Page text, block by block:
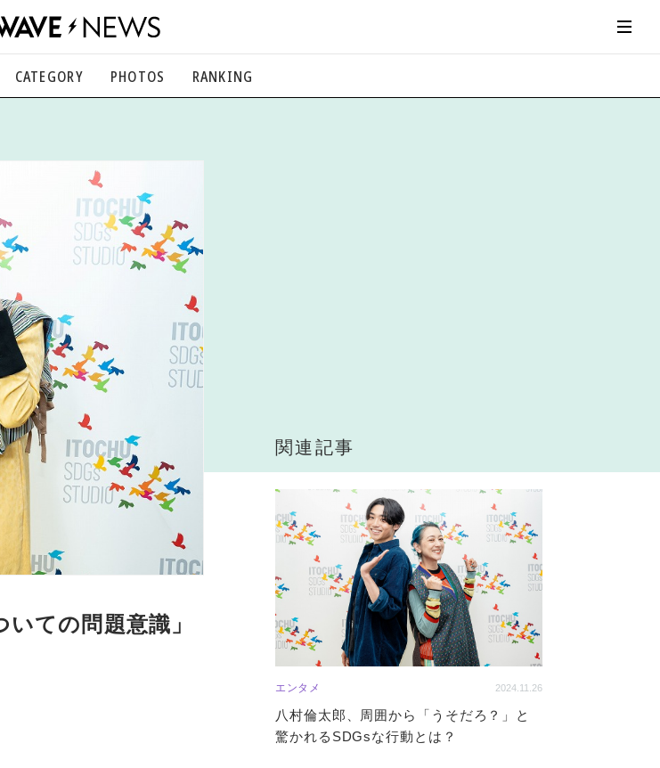
CATEGORY
映画、芸能、舞台、スポーツなど
アート、文芸、マンガなど
ライフスタイル
食、健康、美容…暮らし豊かに
国内、海外の気になるトピック
PHOTOS RANKING
ての問題意識」
関連記事
エンタメ 2024.11.26
八村倫太郎、周囲から「うそだろ？」と
驚かれるSDGsな行動とは？